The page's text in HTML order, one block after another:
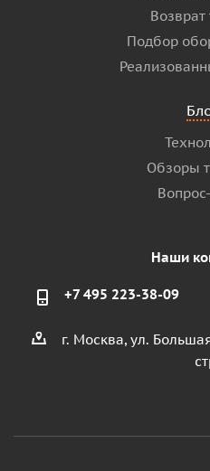
Возврат
Подбор
Обзоры
Наши
+7 495 223-38-09
г. Москва, ул.